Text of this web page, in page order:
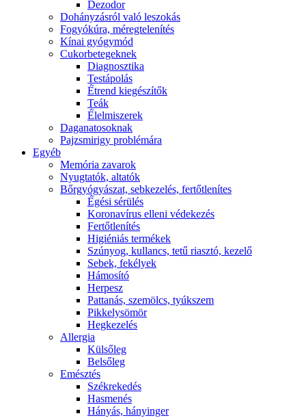
Dezodor
Dohányzásról való leszokás
Fogyókúra, méregtelenítés
Kínai gyógymód
Cukorbetegeknek
Diagnosztika
Testápolás
É́trend kiegészítők
Teák
É́lelmiszerek
Daganatosoknak
Pajzsmirigy problémára
Egyéb
Memória zavarok
Nyugtatók, altatók
Bőrgyógyászat, sebkezelés, fertőtlenítes
É́gési sérülés
Koronavírus elleni védekezés
Fertőtlenítés
Higiéniás termékek
Szúnyog, kullancs, tetű riasztó, kezelő
Sebek, fekélyek
Hámosító
Herpesz
Pattanás, szemölcs, tyúkszem
Pikkelysömör
Hegkezelés
Allergia
Külsőleg
Belsőleg
Emésztés
Székrekedés
Hasmenés
Hányás, hányinger